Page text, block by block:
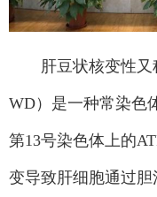
肝豆状核变性又称
WD）是一种常染色
第13号染色体上的
变导致肝细胞通过